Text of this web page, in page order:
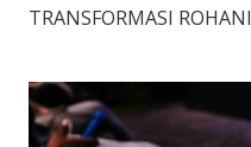
TRANSFORMASI ROHANI